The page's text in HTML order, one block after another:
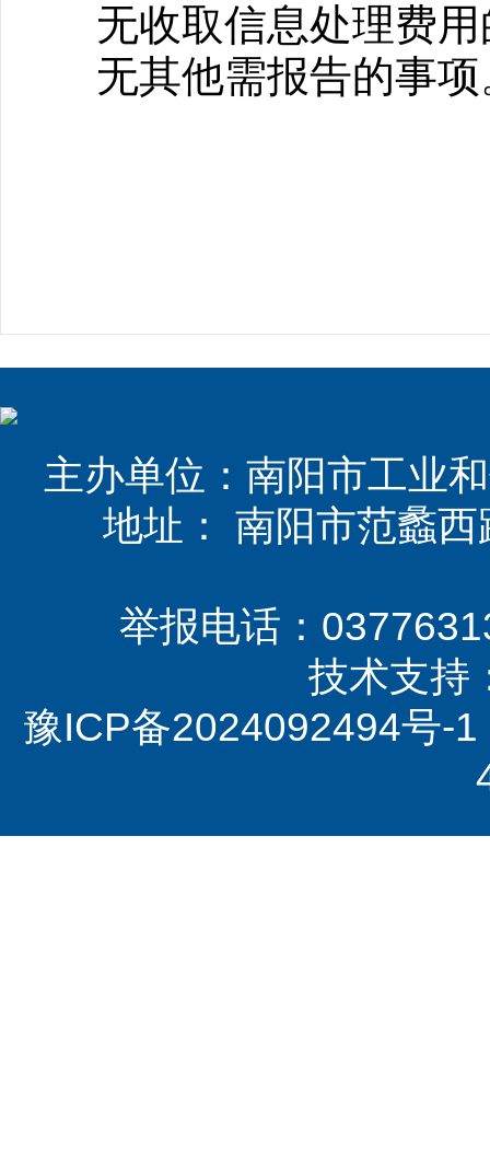
无收取信息处理费
无其他需报告的事项
主办单位：南阳市工业
地址： 南阳市范蠡
举报电话：
技术支持
豫ICP备2024092494号-1